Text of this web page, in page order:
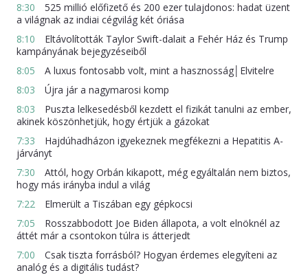
8:30
525 millió előfizető és 200 ezer tulajdonos: hadat üzent
a világnak az indiai cégvilág két óriása
8:10
Eltávolították Taylor Swift-dalait a Fehér Ház és Trump
kampányának bejegyzéseiből
8:05
A luxus fontosabb volt, mint a hasznosság│Elvitelre
8:03
Újra jár a nagymarosi komp
8:03
Puszta lelkesedésből kezdett el fizikát tanulni az ember,
akinek köszönhetjük, hogy értjük a gázokat
7:33
Hajdúhadházon igyekeznek megfékezni a Hepatitis A-
járványt
7:30
Attól, hogy Orbán kikapott, még egyáltalán nem biztos,
hogy más irányba indul a világ
7:22
Elmerült a Tiszában egy gépkocsi
7:05
Rosszabbodott Joe Biden állapota, a volt elnöknél az
áttét már a csontokon túlra is átterjedt
7:00
Csak tiszta forrásból? Hogyan érdemes elegyíteni az
analóg és a digitális tudást?